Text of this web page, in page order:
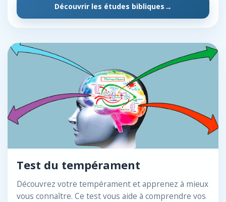
Découvrir les études bibliques
Test du tempérament
Découvrez votre tempérament et apprenez à mieux
vous connaître. Ce test vous aide à comprendre vos